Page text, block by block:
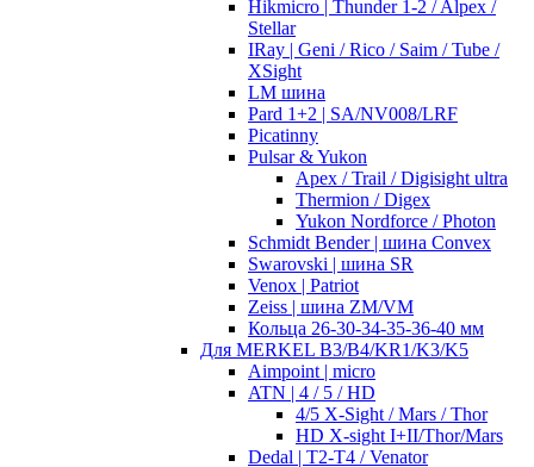
Hikmicro | Thunder 1-2 / Alpex /
Stellar
IRay | Geni / Rico / Saim / Tube /
XSight
LM шина
Pard 1+2 | SA/NV008/LRF
Picatinny
Pulsar & Yukon
Apex / Trail / Digisight ultra
Thermion / Digex
Yukon Nordforce / Photon
Schmidt Bender | шина Convex
Swarovski | шина SR
Venox | Patriot
Zeiss | шина ZM/VM
Кольца 26-30-34-35-36-40 мм
Для MERKEL B3/B4/KR1/K3/K5
Aimpoint | micro
ATN | 4 / 5 / HD
4/5 X-Sight / Mars / Thor
HD X-sight I+II/Thor/Mars
Dedal | T2-T4 / Venator